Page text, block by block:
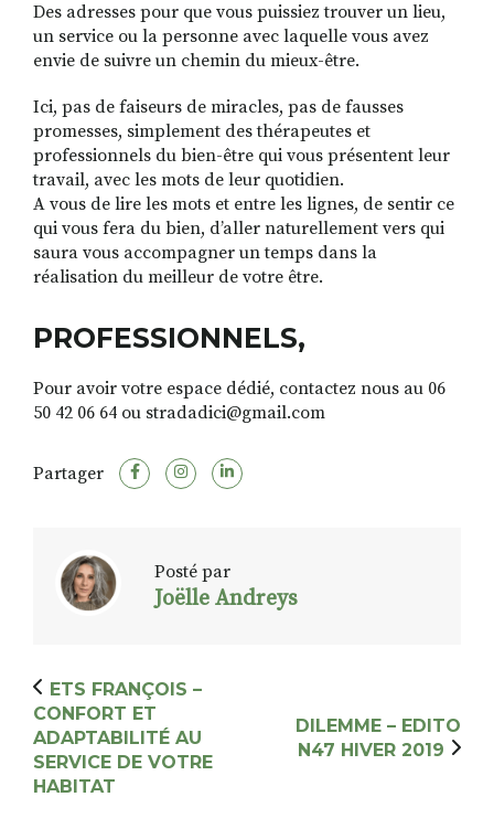
Des adresses pour que vous puissiez trouver un lieu,
un service ou la personne avec laquelle vous avez
envie de suivre un chemin du mieux-être.
Ici, pas de faiseurs de miracles, pas de fausses
promesses, simplement des thérapeutes et
professionnels du bien-être qui vous présentent leur
travail, avec les mots de leur quotidien.
A vous de lire les mots et entre les lignes, de sentir ce
qui vous fera du bien, d’aller naturellement vers qui
saura vous accompagner un temps dans la
réalisation du meilleur de votre être.
PROFESSIONNELS,
Pour avoir votre espace dédié, contactez nous au 06
50 42 06 64 ou stradadici@gmail.com
Partager
Posté par
Joëlle Andreys
ETS FRANÇOIS –
CONFORT ET
ADAPTABILITÉ AU
SERVICE DE VOTRE
HABITAT
DILEMME – EDITO
N47 HIVER 2019